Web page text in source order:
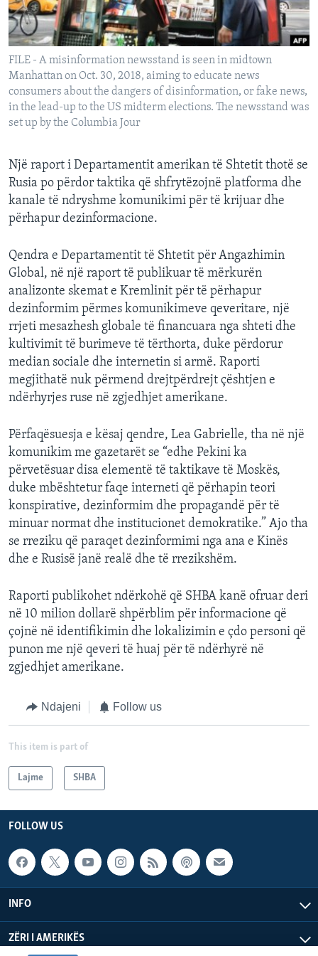
INTERVISTA
DITARI
FILE - A misinformation newsstand is seen in midtown
Manhattan on Oct. 30, 2018, aiming to educate news
consumers about the dangers of disinformation, or fake news,
in the lead-up to the US midterm elections. The newsstand was
set up by the Columbia Jour
Një raport i Departamentit amerikan të Shtetit thotë se
Rusia po përdor taktika që shfrytëzojnë platforma dhe
kanale të ndryshme komunikimi për të krijuar dhe
përhapur dezinformacione.
Qendra e Departamentit të Shtetit për Angazhimin
Global, në një raport të publikuar të mërkurën
analizonte skemat e Kremlinit për të përhapur
dezinformim përmes komunikimeve qeveritare, një
rrjeti mesazhesh globale të financuara nga shteti dhe
kultivimit të burimeve të tërthorta, duke përdorur
median sociale dhe internetin si armë. Raporti
megjithatë nuk përmend drejtpërdrejt çështjen e
ndërhyrjes ruse në zgjedhjet amerikane.
Përfaqësuesja e kësaj qendre, Lea Gabrielle, tha në një
komunikim me gazetarët se “edhe Pekini ka
përvetësuar disa elementë të taktikave të Moskës,
duke mbështetur faqe interneti që përhapin teori
konspirative, dezinformim dhe propagandë për të
minuar normat dhe institucionet demokratike.” Ajo tha
se rreziku që paraqet dezinformimi nga ana e Kinës
dhe e Rusisë janë realë dhe të rrezikshëm.
Raporti publikohet ndërkohë që SHBA kanë ofruar deri
në 10 milion dollarë shpërblim për informacione që
çojnë në identifikimin dhe lokalizimin e çdo personi që
punon me një qeveri të huaj për të ndërhyrë në
zgjedhjet amerikane.
Ndajeni Follow us
This item is part of
Lajme SHBA
FOLLOW US
INFO
ZËRI I AMERIKËS